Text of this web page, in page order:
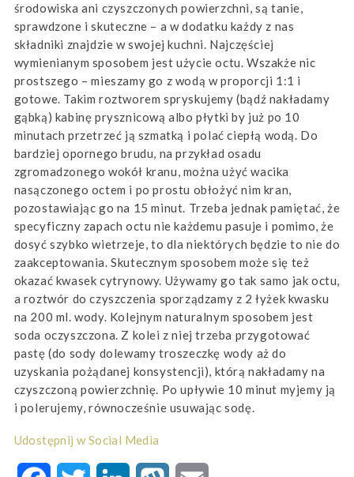
środowiska ani czyszczonych powierzchni, są tanie,
sprawdzone i skuteczne – a w dodatku każdy z nas
składniki znajdzie w swojej kuchni. Najczęściej
wymienianym sposobem jest użycie octu. Wszakże nic
prostszego – mieszamy go z wodą w proporcji 1:1 i
gotowe. Takim roztworem spryskujemy (bądź nakładamy
gąbką) kabinę prysznicową albo płytki by już po 10
minutach przetrzeć ją szmatką i polać ciepłą wodą. Do
bardziej opornego brudu, na przykład osadu
zgromadzonego wokół kranu, można użyć wacika
nasączonego octem i po prostu obłożyć nim kran,
pozostawiając go na 15 minut. Trzeba jednak pamiętać, że
specyficzny zapach octu nie każdemu pasuje i pomimo, że
dosyć szybko wietrzeje, to dla niektórych będzie to nie do
zaakceptowania. Skutecznym sposobem może się też
okazać kwasek cytrynowy. Używamy go tak samo jak octu,
a roztwór do czyszczenia sporządzamy z 2 łyżek kwasku
na 200 ml. wody. Kolejnym naturalnym sposobem jest
soda oczyszczona. Z kolei z niej trzeba przygotować
pastę (do sody dolewamy troszeczkę wody aż do
uzyskania pożądanej konsystencji), którą nakładamy na
czyszczoną powierzchnię. Po upływie 10 minut myjemy ją
i polerujemy, równocześnie usuwając sodę.
Udostępnij w Social Media